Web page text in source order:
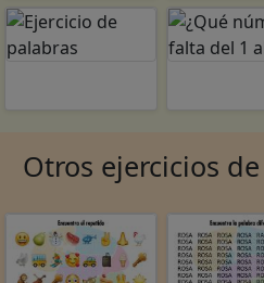
Otros ejercicios